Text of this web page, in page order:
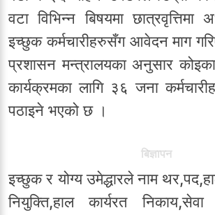
वटा विभिन्न बिषयमा छात्रवृत्तिमा
इच्छुक कर्मचारीहरुसँग आवेदन माग
प्रशासन मन्त्रालयका अनुसार
कार्यक्रमका लागि ३६ जना
पठाइने भएको छ ।
बिज्ञापन
इच्छुक र योग्य उमेद्धारले नाम
नियुक्ति,हाल कार्यरत